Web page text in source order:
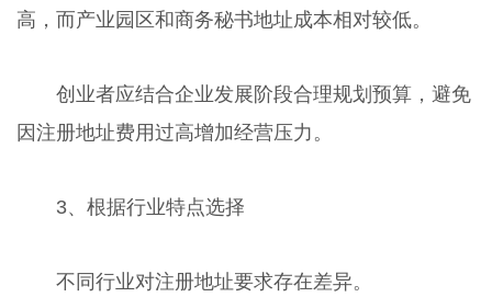
高，而产业园区和商务秘书地址成本相对较低。
创业者应结合企业发展阶段合理规划预算，避免
因注册地址费用过高增加经营压力。
3、根据行业特点选择
不同行业对注册地址要求存在差异。